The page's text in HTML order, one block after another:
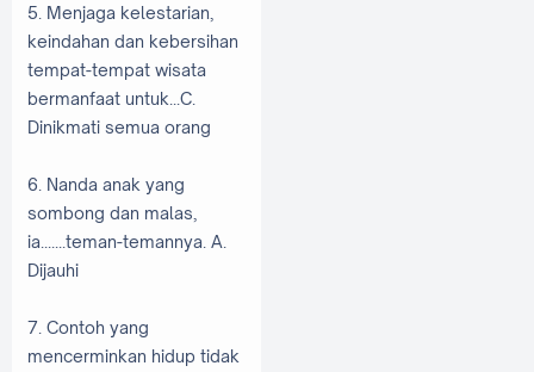
5. Menjaga kelestarian,
keindahan dan kebersihan
tempat-tempat wisata
bermanfaat untuk...C.
Dinikmati semua orang
6. Nanda anak yang
sombong dan malas,
ia.......teman-temannya. A.
Dijauhi
7. Contoh yang
mencerminkan hidup tidak